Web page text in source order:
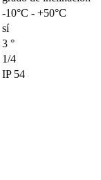
-10°C - +50°C
sí
3 °
1/4
IP 54